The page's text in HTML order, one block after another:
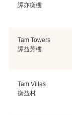
譚亦衡樓
Tam Towers
譚益芳樓
Tam Villas
衡益村